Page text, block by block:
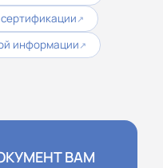
↗
информации ↗
ВАМ